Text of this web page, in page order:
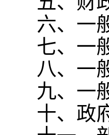
六、一
七、一
八、一
九、一
十、政